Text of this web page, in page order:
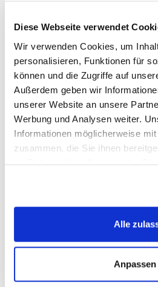
Diese Webseite verwendet
Wir verwenden Cookies, um
personalisieren, Funktionen für
können und die Zugriffe auf
Außerdem geben wir
unserer Website an unsere
Werbung und Analysen weiter.
Informationen möglicherweise
zusammen, die Sie ihnen
Alle
Anpassen
3) Unieke code of
data)
Heeft u gekozen voor
persoonlijke teksten?
een bestand met één code/
bijvoorbeeld:
Wij nemen alle codes/
over. De volgorde van de
is in principe niet